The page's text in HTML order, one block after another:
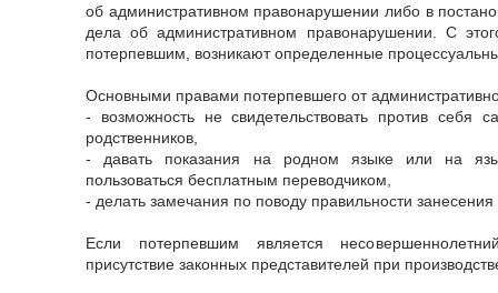
об административном правонарушении либо в
дела об административном правонарушении. С
потерпевшим, возникают определенные
Основными правами потерпевшего от
- возможность не свидетельствовать против себя
родственников,
- давать показания на родном языке или на
пользоваться бесплатным переводчиком,
- делать замечания по поводу правильности занесения
Если потерпевшим является
присутствие законных представителей при